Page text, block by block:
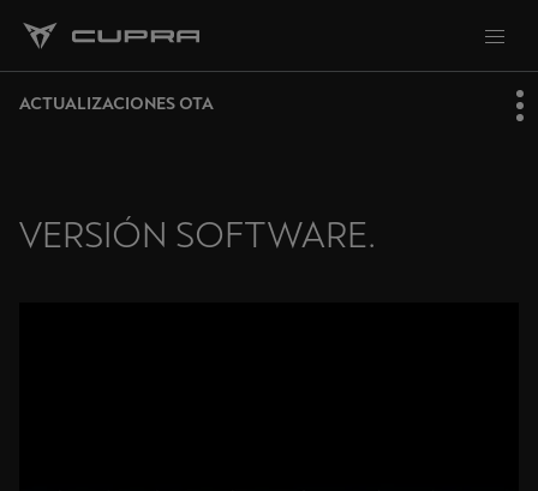
ACTUALIZACIONES OTA
VERSIÓN SOFTWARE.